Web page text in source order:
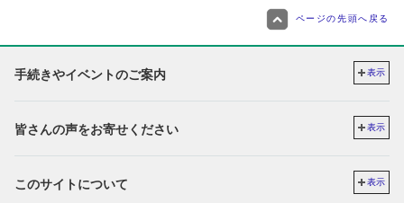
ページの先頭へ戻る
手続きやイベントのご案内 表示
皆さんの声をお寄せください 表示
このサイトについて 表示